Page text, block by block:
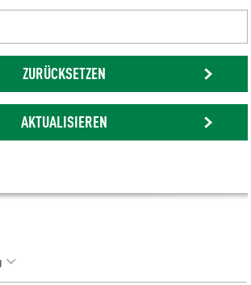
ZURÜCKSETZEN
AKTUALISIEREN